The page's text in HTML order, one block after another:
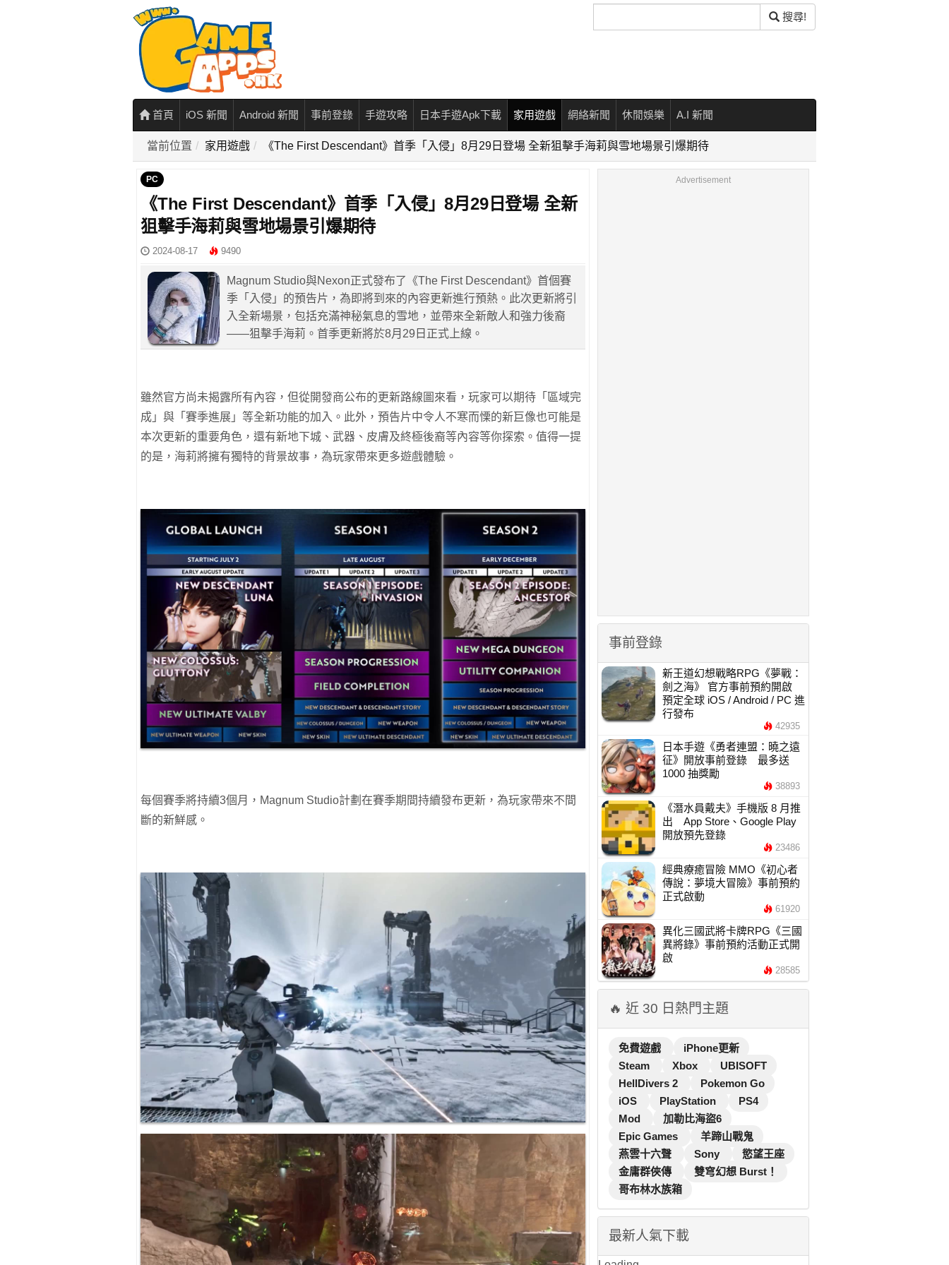
尋
搜尋!
首頁 iOS 新聞 Android 新聞 事前登錄 手遊攻略 日本手遊Apk下載 家用遊戲 網絡新聞 休閒娛樂 A.I 新聞
當前位置 家用遊戲 《The First Descendant》首季「入侵」8月29日登場 全新狙擊手海莉與雪地場景引爆期待
PC
《The First Descendant》首季「入侵」8月29日登場 全新
狙擊手海莉與雪地場景引爆期待
2024-08-17 9490
Magnum Studio與Nexon正式發布了《The First Descendant》首個賽
季「入侵」的預告片，為即將到來的內容更新進行預熱。此次更新將引
入全新場景，包括充滿神秘氣息的雪地，並帶來全新敵人和強力後裔
——狙擊手海莉。首季更新將於8月29日正式上線。
雖然官方尚未揭露所有內容，但從開發商公布的更新路線圖來看，玩家可以期待「區域完
成」與「賽季進展」等全新功能的加入。此外，預告片中令人不寒而慄的新巨像也可能是
本次更新的重要角色，還有新地下城、武器、皮膚及終極後裔等內容等你探索。值得一提
的是，海莉將擁有獨特的背景故事，為玩家帶來更多遊戲體驗。
每個賽季將持續3個月，Magnum Studio計劃在賽季期間持續發布更新，為玩家帶來不間
斷的新鮮感。
Advertisement
事前登錄
新王道幻想戰略RPG《夢戰：
劍之海》 官方事前預約開啟
預定全球 iOS / Android / PC 進
行發布
42935
日本手遊《勇者連盟：曉之遠
征》開放事前登錄 最多送
1000 抽獎勵
38893
《潛水員戴夫》手機版 8 月推
出 App Store、Google Play
開放預先登錄
23486
經典療癒冒險 MMO《初心者
傳說：夢境大冒險》事前預約
正式啟動
61920
異化三國武將卡牌RPG《三國
異將錄》事前預約活動正式開
啟
28585
🔥 近 30 日熱門主題
免費遊戲
iPhone更新
Steam
Xbox
UBISOFT
HellDivers 2
Pokemon Go
iOS
PlayStation
PS4
Mod
加勒比海盜6
Epic Games
羊蹄山戰鬼
燕雲十六聲
Sony
慾望王座
金庸群俠傳
雙穹幻想 Burst！
哥布林水族箱
最新人氣下載